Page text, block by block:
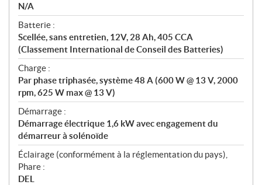
N/A
Batterie :
Scellée, sans entretien, 12V, 28 Ah, 405 CCA
(Classement International de Conseil des Batteries)
Charge :
Par phase triphasée, système 48 A (600 W @ 13 V, 2000
rpm, 625 W max @ 13 V)
Démarrage :
Démarrage électrique 1,6 kW avec engagement du
démarreur à solénoïde
Éclairage (conformément à la réglementation du pays),
Phare :
DEL